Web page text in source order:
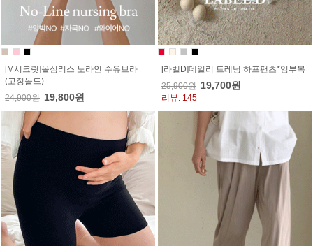
[M시크릿]올심리스 노라인 수유브라
(고정몰드)
24,900원 19,800원
[라벨D]데일리 트레닝 하프팬츠*임부복
25,900원 19,700원
리뷰: 145